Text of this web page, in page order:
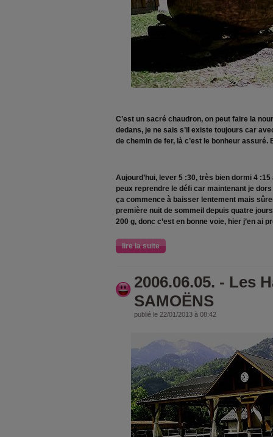
C’est un sacré chaudron, on peut faire la
dedans, je ne sais s’il existe toujours car
de chemin de fer, là c’est le bonheur assuré.
Aujourd’hui, lever 5 :30, très bien dormi 4
peux reprendre le défi car maintenant je
ça commence à baisser lentement mais
première nuit de sommeil depuis quatre
200 g, donc c’est en bonne voie, hier j’en ai
lire la suite
2006.06.05. - Les
SAMOËNS
publié le 22/01/2013 à 08:42